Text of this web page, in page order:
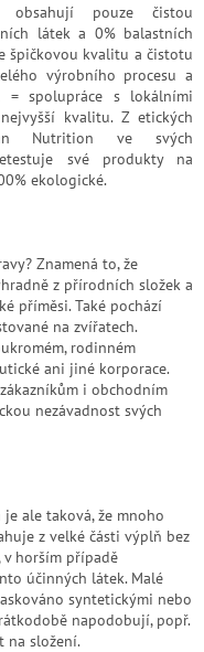
obsahují pouze čistou
látek a 0% balastních
špičkovou kvalitu a čistotu
výrobního procesu a
spolupráce s lokálními
kvalitu. Z etických
Nutrition ve svých
své produkty na
ekologické.
Znamená to, že
z přírodních složek a
příměsi. Také pochází
na zvířatech.
rodinném
ani jiné korporace.
i obchodním
nezávadnost svých
ale taková, že mnoho
z velké části výplň bez
horším případě
účinných látek. Malé
syntetickými nebo
napodobují, popř.
na složení.